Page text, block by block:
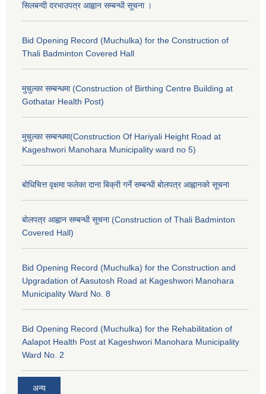
सिलबन्दी दरभाउपत्र आह्वान सम्बन्धी सूचना ।
Bid Opening Record (Muchulka) for the Construction of
Thali Badminton Covered Hall
मुचुल्का सम्बन्धमा (Construction of Birthing Centre Building at
Gothatar Health Post)
मुचुल्का सम्बन्धमा(Construction Of Hariyali Height Road at
Kageshwori Manohara Municipality ward no 5)
बोधिचित्त वृक्षमा फलेका दाना बिक्री गर्ने सम्बन्धी बोलपत्र आह्वानको सूचना
बोलपत्र आह्वान सम्बन्धी सूचना (Construction of Thali Badminton
Covered Hall)
Bid Opening Record (Muchulka) for the Construction and
Upgradation of Aasutosh Road at Kageshwori Manohara
Municipality Ward No. 8
Bid Opening Record (Muchulka) for the Rehabilitation of
Aalapot Health Post at Kageshwori Manohara Municipality
Ward No. 2
अन्य